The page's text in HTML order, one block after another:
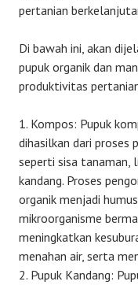
pertanian
Di bawah ini, akan
pupuk organik dan
produktivitas
Kompos: Pupuk
dihasilkan dari proses
seperti sisa tanaman,
kandang. Proses
organik menjadi
mikroorganisme
meningkatkan
menahan air, serta
Pupuk Kandang: